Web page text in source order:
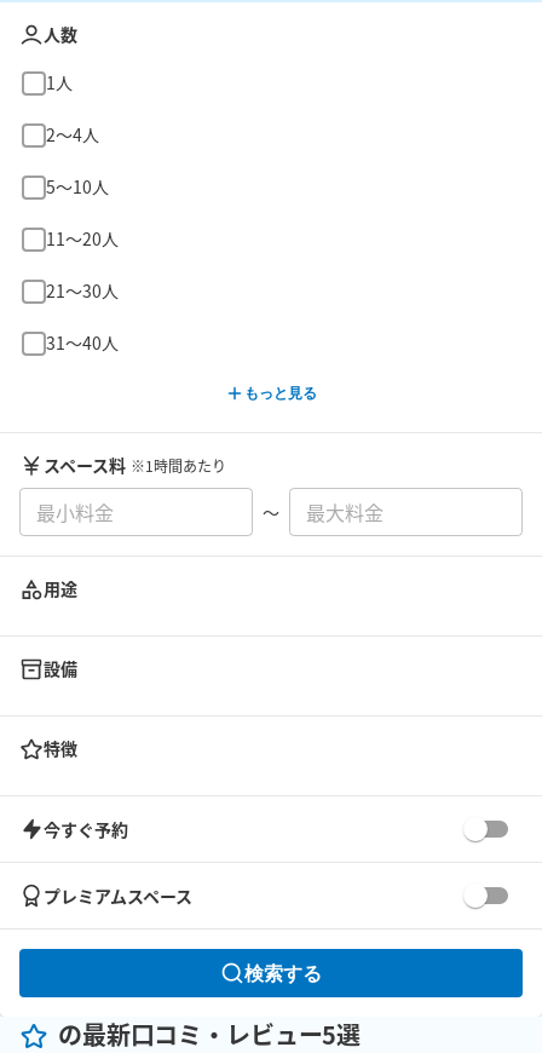
人数
1人
2〜4人
5〜10人
11〜20人
21〜30人
31〜40人
もっと見る
スペース料 ※1時間あたり
〜
用途
設備
特徴
今すぐ予約
プレミアムスペース
検索する
の最新口コミ・レビュー5選